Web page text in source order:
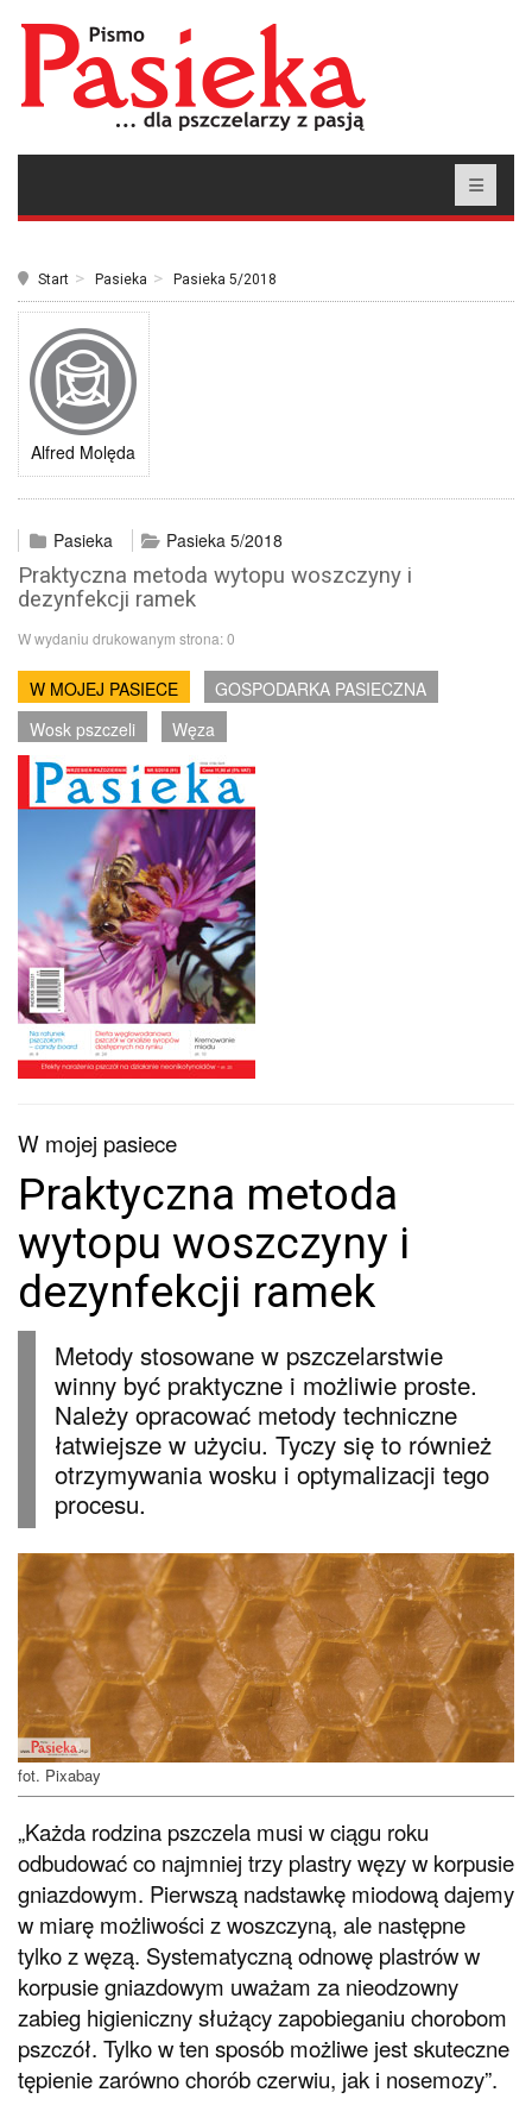
Start Pasieka Pasieka 5/2018
Alfred Molęda
Pasieka Pasieka 5/2018
Praktyczna metoda wytopu woszczyny i
dezynfekcji ramek
W wydaniu drukowanym strona:0
W MOJEJ PASIECE
GOSPODARKA PASIECZNA
Wosk pszczeli
Węza
W mojej pasiece
Praktyczna metoda
wytopu woszczyny i
dezynfekcji ramek
Metody stosowane w pszczelarstwie
winny być praktyczne i możliwie proste.
Należy opracować metody techniczne
łatwiejsze w użyciu. Tyczy się to również
otrzymywania wosku i optymalizacji tego
procesu.
fot. Pixabay
„Każda rodzina pszczela musi w ciągu roku
odbudować co najmniej trzy plastry węzy w korpusie
gniazdowym. Pierwszą nadstawkę miodową dajemy
w miarę możliwości z woszczyną, ale następne
tylko z węzą. Systematyczną odnowę plastrów w
korpusie gniazdowym uważam za nieodzowny
zabieg higieniczny służący zapobieganiu chorobom
pszczół. Tylko w ten sposób możliwe jest skuteczne
tępienie zarówno chorób czerwiu, jak i nosemozy”.